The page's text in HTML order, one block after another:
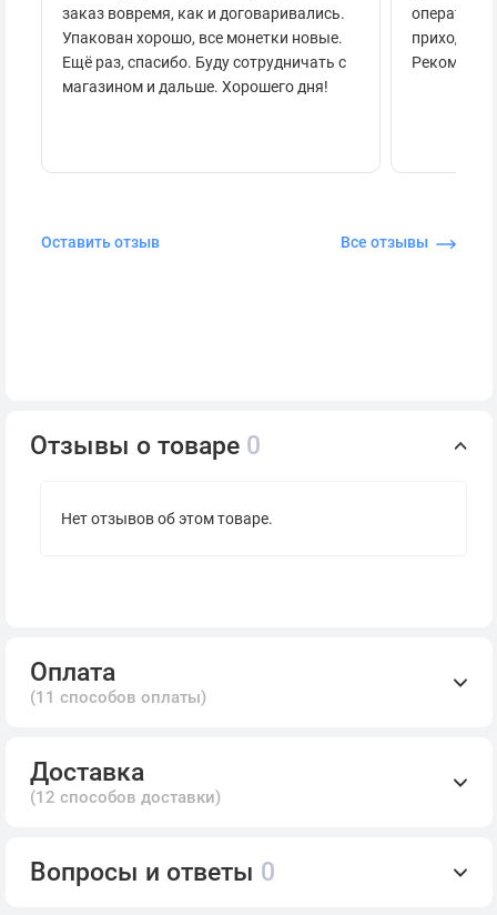
заказ вовремя, как и договаривались.
Упакован хорошо, все монетки новые.
Ещё раз, спасибо. Буду сотрудничать с
магазином и дальше. Хорошего дня!
приходило
Оставить отзыв Все отзывы
Отзывы о товаре 0
Нет отзывов об этом товаре.
Оплата
(11 способов оплаты)
Доставка
(12 способов доставки)
Вопросы и ответы 0